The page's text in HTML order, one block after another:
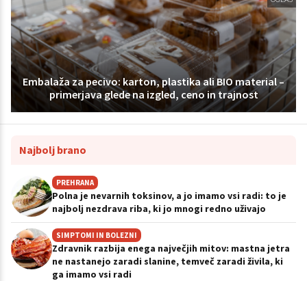
Embalaža za pecivo: karton, plastika ali BIO material –
primerjava glede na izgled, ceno in trajnost
Najbolj brano
PREHRANA
Polna je nevarnih toksinov, a jo imamo vsi radi: to je
najbolj nezdrava riba, ki jo mnogi redno uživajo
SIMPTOMI IN BOLEZNI
Zdravnik razbija enega največjih mitov: mastna jetra
ne nastanejo zaradi slanine, temveč zaradi živila, ki
ga imamo vsi radi